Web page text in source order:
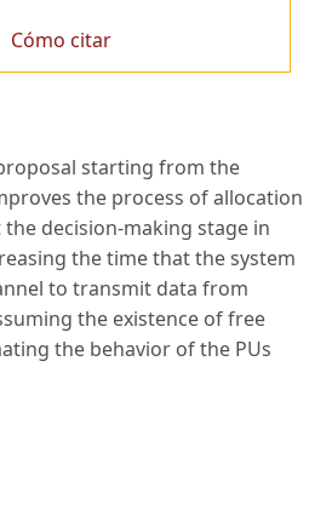
Cómo citar
starting from the
the process of allocation
decision-making stage in
the time that the system
to transmit data from
the existence of free
the behavior of the PUs